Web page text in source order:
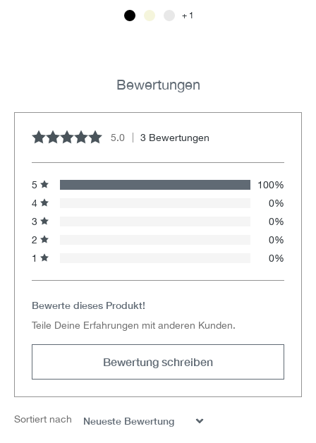
1
Bewertungen
Durchschnittliche Bewertung von 5 von 5 Sternen
5.0 3 Bewertungen
Sortiert nach
5
100%
4
0%
3
0%
2
0%
1
0%
Bewerte dieses Produkt!
Teile Deine Erfahrungen mit anderen Kunden.
Bewertung schreiben